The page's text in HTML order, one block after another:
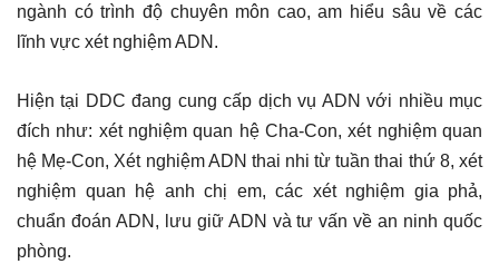
ngành có trình độ chuyên môn cao, am hiểu sâu về các
lĩnh vực xét nghiệm ADN.
Hiện tại DDC đang cung cấp dịch vụ ADN với nhiều mục
đích như: xét nghiệm quan hệ Cha-Con, xét nghiệm quan
hệ Mẹ-Con, Xét nghiệm ADN thai nhi từ tuần thai thứ 8, xét
nghiệm quan hệ anh chị em, các xét nghiệm gia phả,
chuẩn đoán ADN, lưu giữ ADN và tư vấn về an ninh quốc
phòng.